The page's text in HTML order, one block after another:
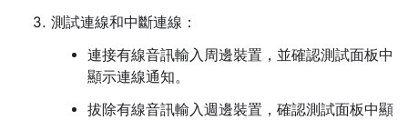
測試連線和中斷連線：
連接有線音訊輸入周邊裝置，並確認測試面板中
顯示連線通知。
拔除有線音訊輸入週邊裝置，確認測試面板中顯